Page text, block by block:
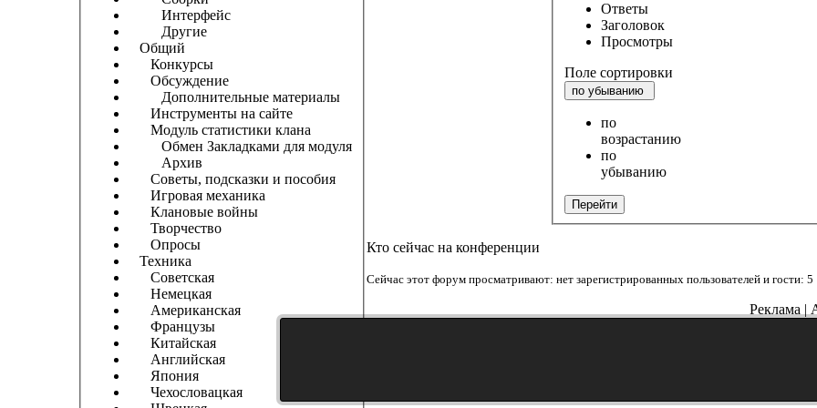
Интерфейс
Другие
Общий
Конкурсы
Обсуждение
Дополнительные материалы
Инструменты на сайте
Модуль статистики клана
Обмен Закладками для модуля
Архив
Советы, подсказки и пособия
Игровая механика
Клановые войны
Творчество
Опросы
Техника
Советская
Немецкая
Американская
Французы
Китайская
Английская
Япония
Чехословацкая
Ответы
Заголовок
Просмотры
Поле сортировки
по убыванию
по
возрастанию
по
убыванию
Перейти
Кто сейчас на конференции
Сейчас этот форум просматривают: нет зарегистрированных пользователей и гости: 5
Реклама |